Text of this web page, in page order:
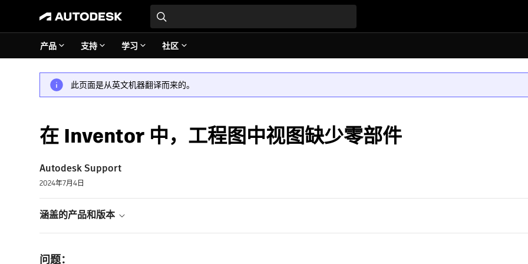
产品 支持 学习 社区
此页面是从英文机器翻译而来的。
在 Inventor 中，工程图中视图缺少零部件
Autodesk Support
2024年7月4日
涵盖的产品和版本
问题：